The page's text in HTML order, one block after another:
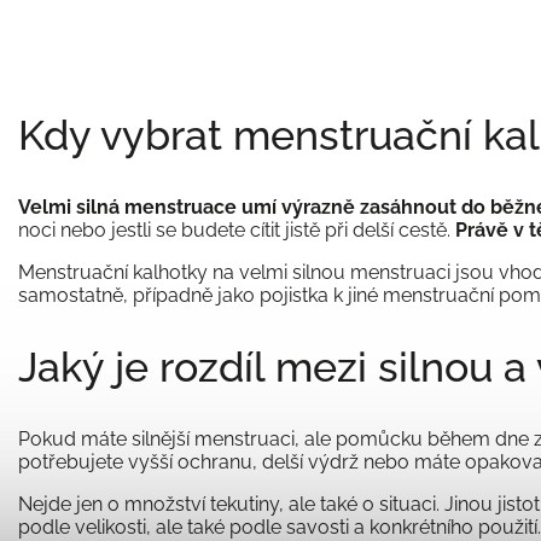
Kdy vybrat menstruační
Velmi silná menstruace umí výrazně zasáhnout do
noci nebo jestli se budete cítit jistě při delší cestě. Právě v
Menstruační kalhotky na velmi silnou menstruaci jsou
samostatně, případně jako pojistka k jiné menstruační
Jaký je rozdíl mezi silnou
Pokud máte silnější menstruaci, ale pomůcku během
potřebujete vyšší ochranu, delší výdrž nebo máte
Nejde jen o množství tekutiny, ale také o situaci. Jinou
podle velikosti, ale také podle savosti a konkrétního použití.